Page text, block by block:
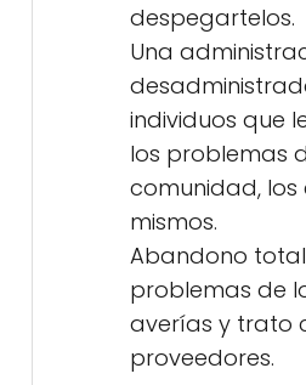
despegartelos.
Una
individuos que
los problemas
comunidad, los
mismos.
Abandono
problemas de
averías y trato
proveedores.